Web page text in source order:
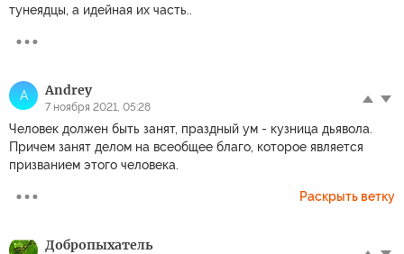
тунеядцы, а идейная их часть..
A Andrey
7 ноября 2021, 05:28
Человек должен быть занят, праздный ум - кузница дьявола.
Причем занят делом на всеобщее благо, которое является
призванием этого человека.
Раскрыть ветку
Добропыхатель